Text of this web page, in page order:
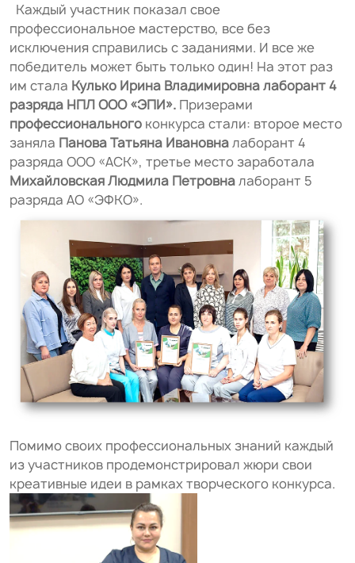
Каждый участник показал свое
профессиональное мастерство, все без
исключения справились с заданиями. И все же
победитель может быть только один! На этот раз
им стала Кулько Ирина Владимировна лаборант 4
разряда НПЛ ООО «ЭПИ». Призерами
профессионального конкурса стали: второе место
заняла Панова Татьяна Ивановналаборант 4
разряда ООО «АСК», третье место заработала
Михайловская Людмила Петровналаборант 5
разряда АО «ЭФКО».
Помимо своих профессиональных знаний каждый
из участников продемонстрировал жюри свои
креативные идеи в рамках творческого конкурса.